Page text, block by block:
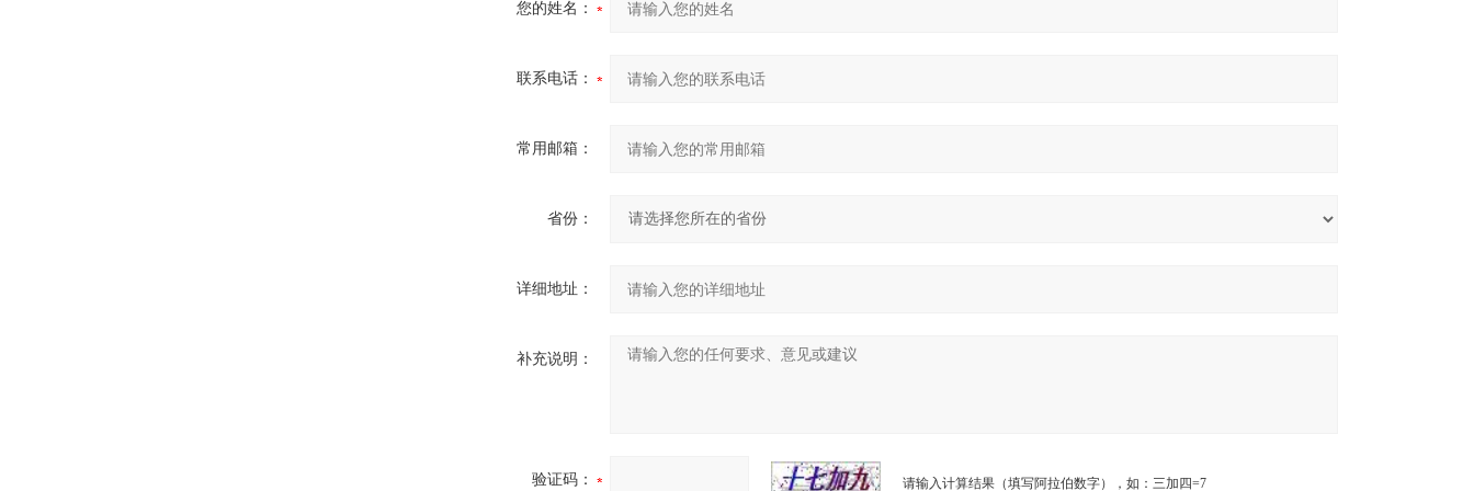
您的姓名：
联系电话：
常用邮箱：
省份：
详细地址：
补充说明：
验证码： 请输入计算结果（填写阿拉伯数字），如：三加四=7